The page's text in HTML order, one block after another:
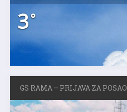
3°
GS RAMA – PRIJAVA ZA POSAO